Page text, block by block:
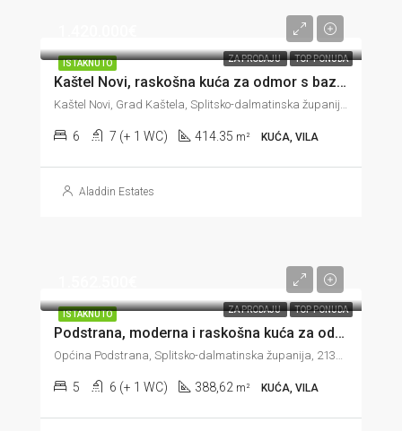
ISTAKNUTO ZA PRODAJU TOP PONUDA
Kaštel Novi, raskošna kuća za odmor s bazenom, novogradnja, 414 m2
Kaštel Novi, Grad Kaštela, Splitsko-dalmatinska županija, Hrvatska
6 7 (+ 1 WC) 414.35 m² KUĆA, VILA
Aladdin Estates
ISTAKNUTO ZA PRODAJU TOP PONUDA
Podstrana, moderna i raskošna kuća za odmor, 388 m2
Općina Podstrana, Splitsko-dalmatinska županija, 21312, Hrvatska
5 6 (+ 1 WC) 388,62 m² KUĆA, VILA